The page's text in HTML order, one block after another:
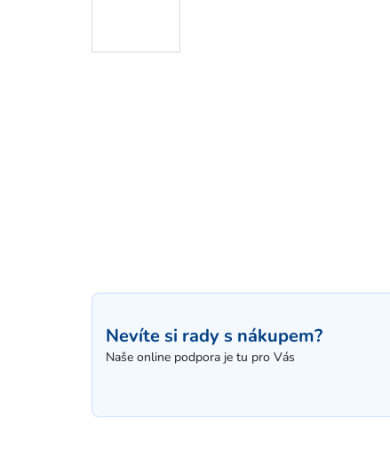
Nevíte si rady s nákupem?
Naše online podpora je tu pro Vás